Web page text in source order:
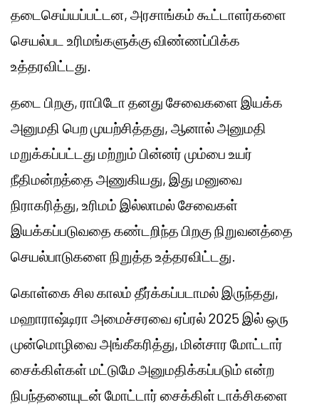
தடைசெய்யப்பட்டன, அரசாங்கம் கூட்டாளர்களை
செயல்பட உரிமங்களுக்கு விண்ணப்பிக்க
உத்தரவிட்டது.
தடை பிறகு, ராபிடோ தனது சேவைகளை இயக்க
அனுமதி பெற முயற்சித்தது, ஆனால் அனுமதி
மறுக்கப்பட்டது மற்றும் பின்னர் மும்பை உயர்
நீதிமன்றத்தை அணுகியது, இது மனுவை
நிராகரித்து, உரிமம் இல்லாமல் சேவைகள்
இயக்கப்படுவதை கண்டறிந்த பிறகு நிறுவனத்தை
செயல்பாடுகளை நிறுத்த உத்தரவிட்டது.
கொள்கை சில காலம் தீர்க்கப்படாமல் இருந்தது,
மஹாராஷ்டிரா அமைச்சரவை ஏப்ரல் 2025 இல் ஒரு
முன்மொழிவை அங்கீகரித்து, மின்சார மோட்டார்
சைக்கிள்கள் மட்டுமே அனுமதிக்கப்படும் என்ற
நிபந்தனையுடன் மோட்டார் சைக்கிள் டாக்சிகளை